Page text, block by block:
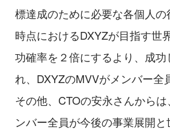
標達成のために必要な各個人
時点におけるDXYZが目指す世
功確率を２倍にするより、成
れ、DXYZのMVVがメンバー全
その他、CTOの安永さんから
ンバー全員が今後の事業展開